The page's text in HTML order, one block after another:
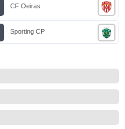
CF Oeiras
Sporting CP